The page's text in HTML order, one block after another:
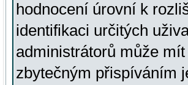
hodnocení úrovní k
identifikaci určitých
administrátorů může
zbytečným přispíváním